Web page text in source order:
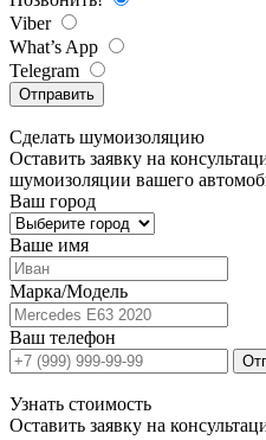
Viber
What’s App
Telegram
Отправить
Сделать шумоизоляцию
Оставить заявку на
шумоизоляции вашего
Ваш город
Ваше имя
Марка/Модель
Ваш телефон
Узнать стоимость
Оставить заявку на